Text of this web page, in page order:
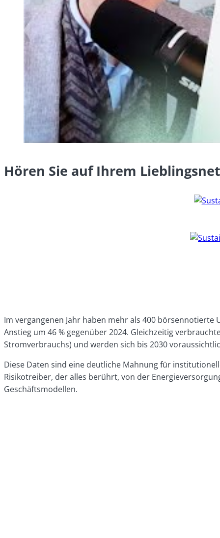
Hören Sie auf Ihrem
Im vergangenen Jahr haben mehr als 400
Anstieg um 46 % gegenüber 2024. Gleichzeitig
Stromverbrauchs) und werden sich bis 2030
Diese Daten sind eine deutliche Mahnung für
Risikotreiber, der alles berührt, von der
Geschäftsmodellen.